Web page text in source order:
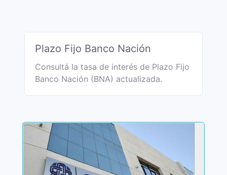
Plazo Fijo Banco Nación
Consultá la tasa de interés de Plazo Fijo
Banco Nación (BNA) actualizada.